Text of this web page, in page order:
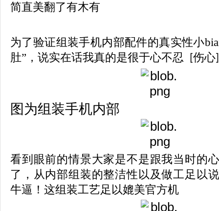
简直美翻了有木有
为了验证组装手机内部配件的真实性小
肚”，说实在话我真的是很于心不忍
伤心
图为组装手机内部
看到眼前的情景大家是不是跟我当时的
了，从内部组装的整洁性以及做工足以
牛逼！这组装工艺足以媲美官方机